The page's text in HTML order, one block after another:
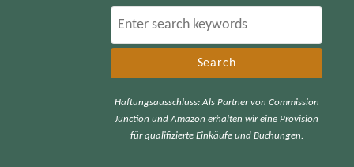
e
cHaftungsausschluss: Als Partner von Commission
Junction und Amazon erhalten wir eine Provision
für qualifizierte Einkäufe und Buchungen.